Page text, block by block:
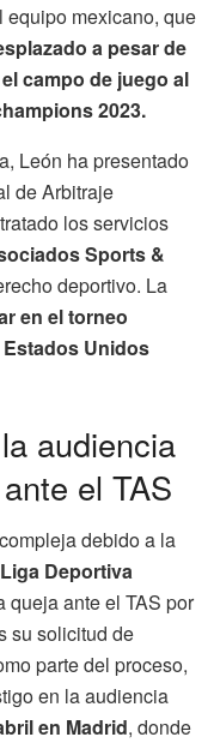
equipo mexicano, que
a pesar de
campo de juego al
2023.
León ha presentado
de Arbitraje
los servicios
Sports &
deportivo. La
en el torneo
Unidos
audiencia
el TAS
debido a la
Liga Deportiva
queja ante el TAS por
su solicitud de
parte del proceso,
en la audiencia
en Madrid, donde